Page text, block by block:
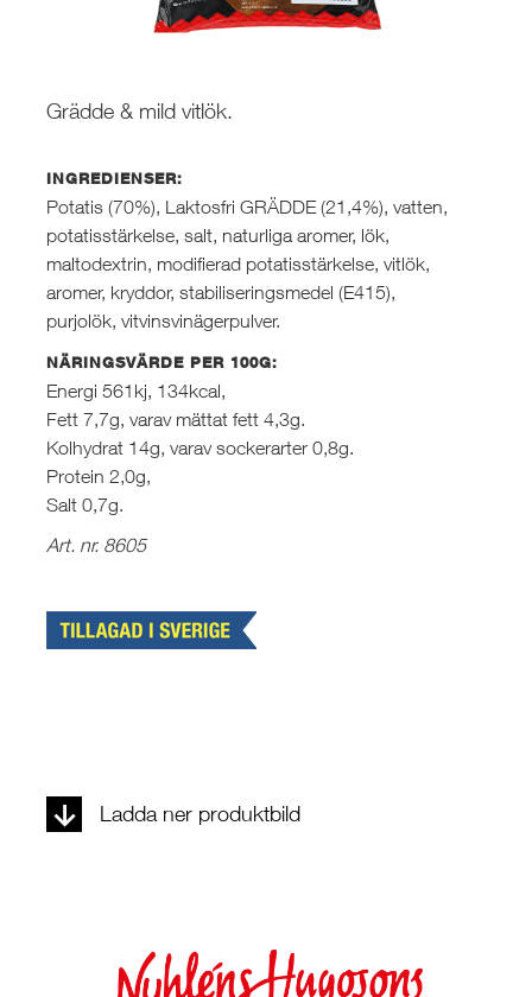
Grädde & mild vitlök.
INGREDIENSER:
Potatis (70%), Laktosfri GRÄDDE (21,4%), vatten,
potatisstärkelse, salt, naturliga aromer, lök,
maltodextrin, modifierad potatisstärkelse, vitlök,
aromer, kryddor, stabiliseringsmedel (E415),
purjolök, vitvinsvinägerpulver.
NÄRINGSVÄRDE PER 100G:
Energi 561kj, 134kcal,
Fett 7,7g, varav mättat fett 4,3g.
Kolhydrat 14g, varav sockerarter 0,8g.
Protein 2,0g,
Salt 0,7g.
Art. nr. 8605
Ladda ner produktbild